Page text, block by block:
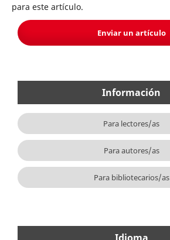
para este artículo.
Enviar un artículo
Información
Para lectores/as
Para autores/as
Para bibliotecarios/as
Idioma